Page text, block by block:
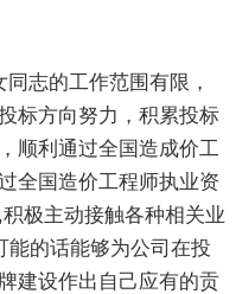
志的工作范围有限，
标方向努力，积累投标
顺利通过全国造成价工
全国造价工程师执业资
极主动接触各种相关业
能的话能够为公司在投
建设作出自己应有的贡